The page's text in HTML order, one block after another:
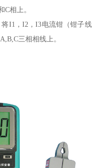
相上。
I1，I2，I3电流钳（钳子线
三相相线上。